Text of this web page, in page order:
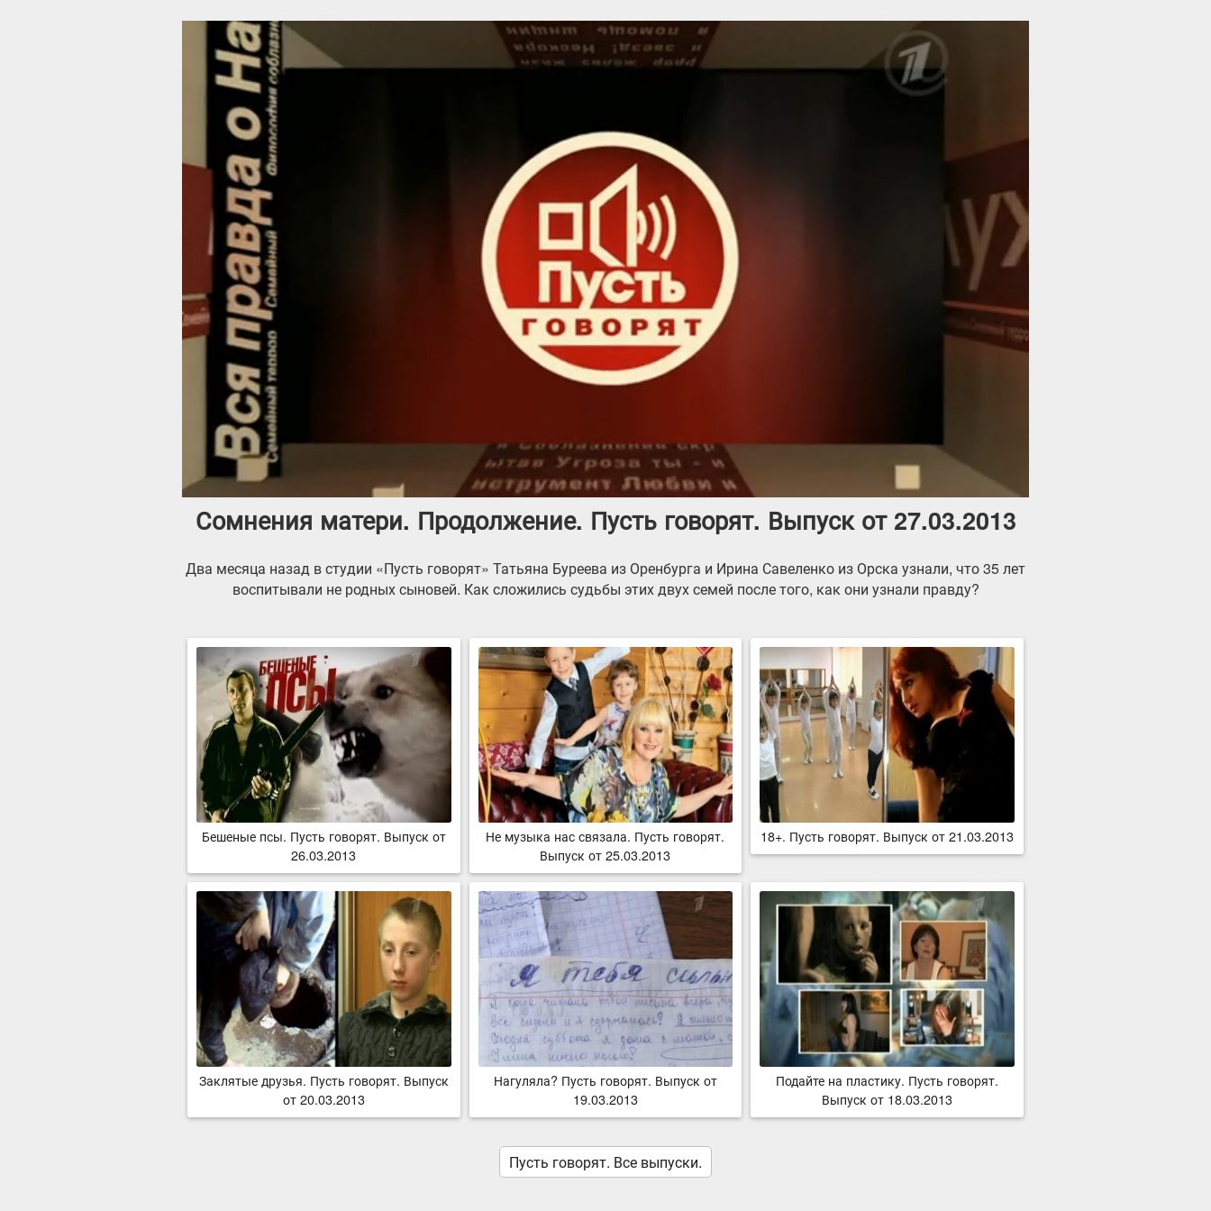
Сомнения матери. Продолжение. Пусть говорят. Выпуск от 27.03.2013
Два месяца назад в студии «Пусть говорят» Татьяна Буреева из Оренбурга и Ирина Савеленко из Орска узнали, что 35 лет
воспитывали не родных сыновей. Как сложились судьбы этих двух семей после того, как они узнали правду?
Бешеные псы. Пусть говорят. Выпуск от
26.03.2013
Не музыка нас связала. Пусть говорят.
Выпуск от 25.03.2013
18+. Пусть говорят. Выпуск от 21.03.2013
Заклятые друзья. Пусть говорят. Выпуск
от 20.03.2013
Нагуляла? Пусть говорят. Выпуск от
19.03.2013
Подайте на пластику. Пусть говорят.
Выпуск от 18.03.2013
Пусть говорят. Все выпуски.